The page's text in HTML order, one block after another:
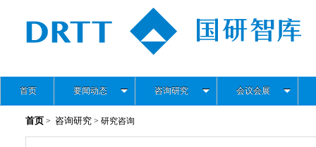
首页 要闻动态 咨询研究 会议会展
首页 > 咨询研究 > 研究咨询